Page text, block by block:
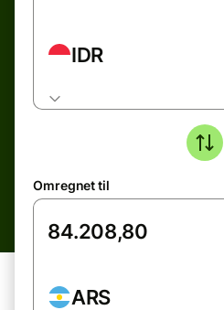
IDR
Omregnet til
ARS